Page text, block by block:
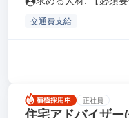
交通費支給
正社員
住宅アドバイザー